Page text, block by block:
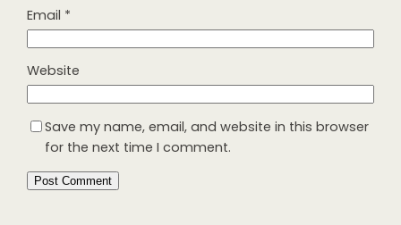
Email *
Website
Save my name, email, and website in this browser
for the next time I comment.